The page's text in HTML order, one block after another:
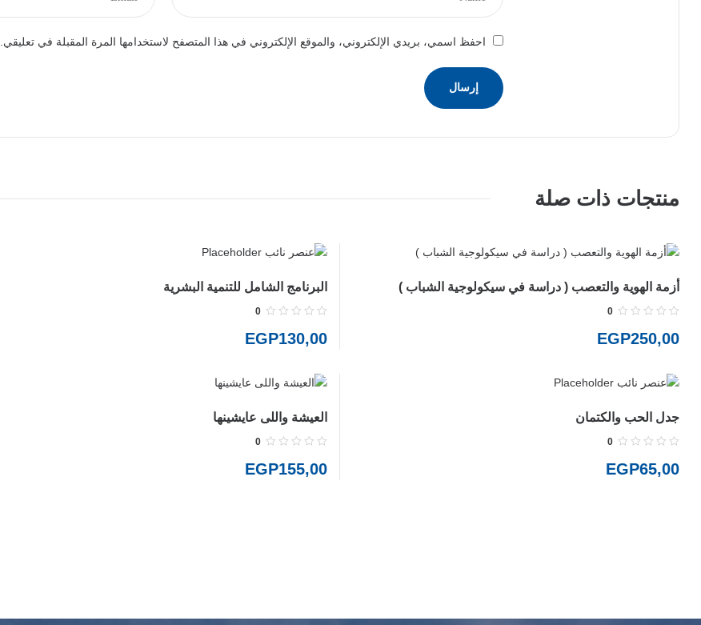
احفظ اسمي، بريدي الإلكتروني، والموقع الإلكتروني في هذا المتصفح لاستخدامها المرة المقبلة في تعليقي.
منتجات ذات صلة
أزمة الهوية والتعصب ( دراسة في سيكولوجية الشباب )
0
EGP250,00
البرنامج الشامل للتنمية البشرية
0
EGP130,00
جدل الحب والكتمان
0
EGP65,00
العيشة واللى عايشينها
0
EGP155,00